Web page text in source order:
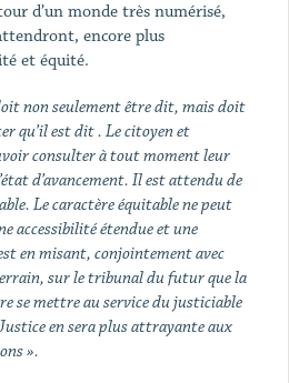
d’un monde très numérisé,
encore plus
et équité.
non seulement être dit, mais doit
qu’il est dit . Le citoyen et
consulter à tout moment leur
d’avancement. Il est attendu de
Le caractère équitable ne peut
accessibilité étendue et une
en misant, conjointement avec
sur le tribunal du futur que la
se mettre au service du justiciable
en sera plus attrayante aux
».